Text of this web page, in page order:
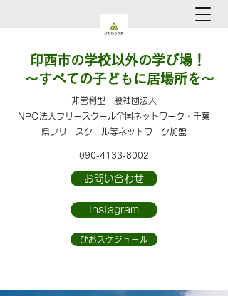
印西市の学校以外の学び場！
～すべての子どもに居場所を～
​​非営利型一般社団法人
NPO法人フリースクール全国ネットワーク・千葉
県フリースクール等ネットワーク加盟
090-4133-8002
お問い合わせ
Instagram
ぴおスケジュール